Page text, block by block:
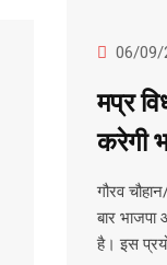
06/09/
मप्र
करेगी
गौरव
बार
है। इस